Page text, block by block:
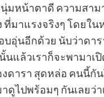
มหน้าตาดี ความสาม
ที่มาแรงจริงๆ โดยใน
บอุ่นอีกด้วย นับว่าดา
นแล้วเราก็จะพามาเ
ดารา สุดหล่อ คนนี้กั
ดูไปพร้อมๆ กันเลยว่